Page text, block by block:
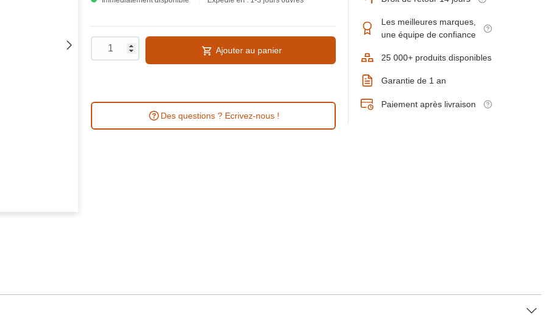
Ajouter au panier
Des questions ? Ecrivez-nous !
Les meilleures marques,
une équipe de confiance
25 000+ produits disponibles
Garantie de 1 an
Paiement après livraison